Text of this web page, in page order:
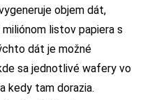
objem dát,
listov papiera s
dát je možné
sa jednotlivé wafery vo
kedy tam dorazia.